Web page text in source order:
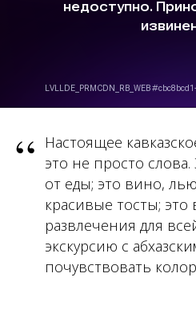
“
Настоящее
это не просто
от еды; это вино,
красивые тосты; это
развлечения для
экскурсию с
почувствовать